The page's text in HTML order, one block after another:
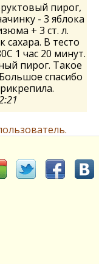
пирог,
- 3 яблока
+ 3 ст. л.
сахара. В тесто
1 час 20 минут.
пирог. Такое
спасибо